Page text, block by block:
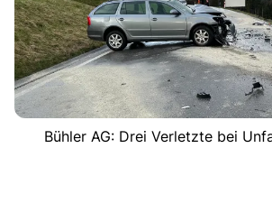
Bühler AG: Drei Verletzte bei